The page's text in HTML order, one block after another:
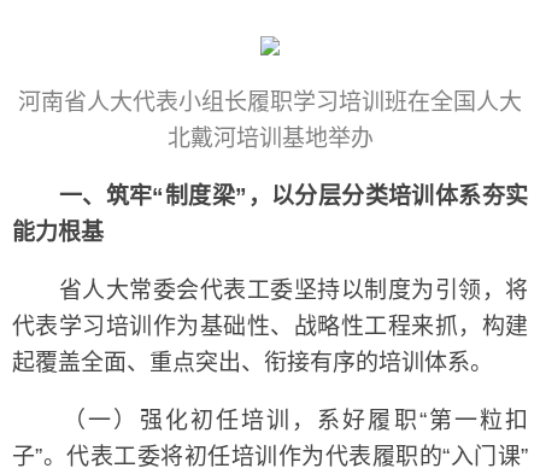
河南省人大代表小组长履职学习培训班在全国人大
北戴河培训基地举办
一、筑牢“制度梁”，以分层分类培训体系夯实
能力根基
省人大常委会代表工委坚持以制度为引领，将
代表学习培训作为基础性、战略性工程来抓，构建
起覆盖全面、重点突出、衔接有序的培训体系。
（一）强化初任培训，系好履职“第一粒扣
子”。代表工委将初任培训作为代表履职的“入门课”